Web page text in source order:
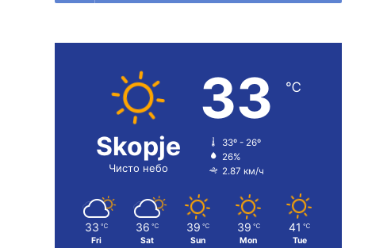
Skopje
Чисто небо
33 ℃
33º - 26º
26%
2.87 км/ч
33 ℃
Fri
36 ℃
Sat
39 ℃
Sun
39 ℃
Mon
41 ℃
Tue